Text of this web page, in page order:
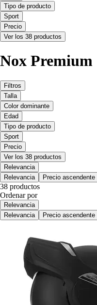
Tipo de producto
Sport
Precio
Ver los 38 productos
Nox Premium
Filtros
Talla
Color dominante
Edad
Tipo de producto
Sport
Precio
Ver los 38 productos
Relevancia
Relevancia
Precio ascendente
38 productos
Ordenar por
Relevancia
Relevancia
Precio ascendente